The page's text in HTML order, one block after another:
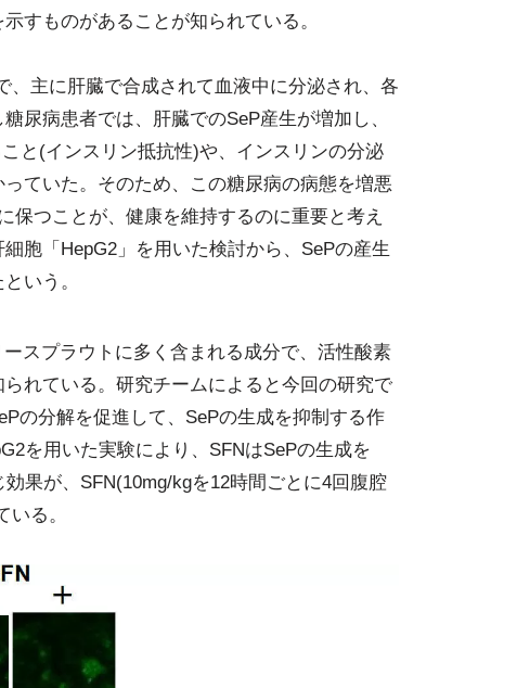
すものがあることが知られている。
、主に肝臓で合成されて血液中に分泌され、各
尿病患者では、肝臓でのSeP産生が増加し、
と(インスリン抵抗性)や、インスリンの分泌
ていた。そのため、この糖尿病の病態を増悪
保つことが、健康を維持するのに重要と考え
胞「HepG2」を用いた検討から、SePの産生
いう。
スプラウトに多く含まれる成分で、活性酸素
れている。研究チームによると今回の研究で
の分解を促進して、SePの生成を抑制する作
を用いた実験により、SFNはSePの生成を
果が、SFN(10mg/kgを12時間ごとに4回腹腔
る。